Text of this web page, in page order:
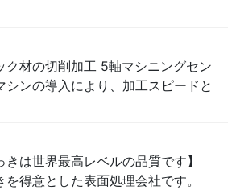
ク材の切削加工 5軸マシニングセン
シンの導入により、加工スピードと
きは世界最高レベルの品質です】
得意とした表面処理会社です。